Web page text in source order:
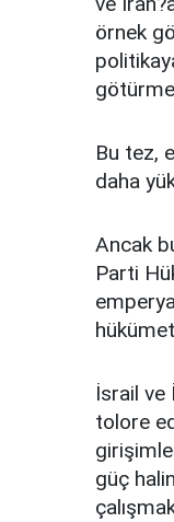
örnek
Bu tez,
daha
Ancak
Parti
İsrail ve
tolore
güç